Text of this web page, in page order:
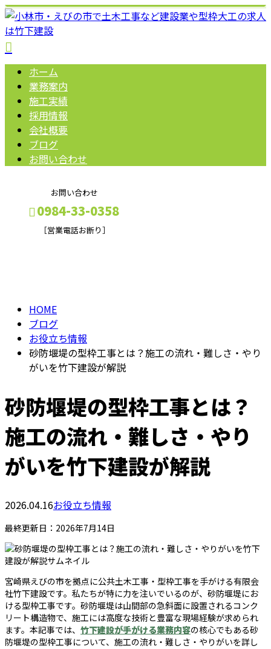
ホーム
業務案内
施工実績
採用情報
会社概要
ブログ
お問い合わせ
お問い合わせ
0984-33-0358
［営業電話お断り］
HOME
ブログ
お役立ち情報
砂防堰堤の型枠工事とは？施工の流れ・難しさ・やり
がいを竹下建設が解説
砂防堰堤の型枠工事とは？
施工の流れ・難しさ・やり
がいを竹下建設が解説
2026.04.16お役立ち情報
最終更新日：2026年7月14日
宮崎県えびの市を拠点に公共土木工事・型枠工事を手がける有限会
社竹下建設です。私たちが特に力を注いでいるのが、砂防堰堤にお
ける型枠工事です。砂防堰堤は山間部の急斜面に設置されるコンク
リート構造物で、施工には高度な技術と豊富な現場経験が求められ
ます。本記事では、 竹下建設が手がける業務内容の核心でもある砂
防堰堤の型枠工事について、施工の流れ・難しさ・やりがいを詳し